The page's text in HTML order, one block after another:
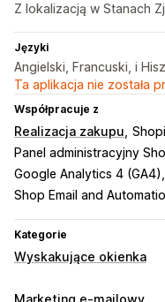
Z lokalizacją w Stanach
Języki
Angielski, Francuski, i
Ta aplikacja nie została
Współpracuje z
Realizacja zakupu
Panel administracyjny
Google Analytics 4 (GA4)
Shop Email and
Kategorie
Wyskakujące okienka
Rodzaje wyskakujących